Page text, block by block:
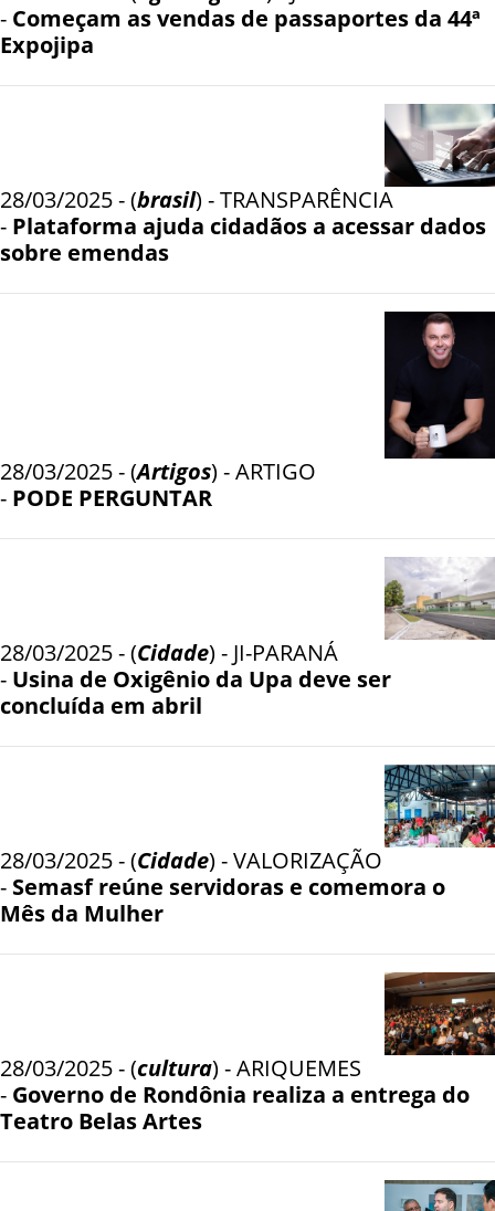
- Começam as vendas de passaportes da 44ª
Expojipa
28/03/2025 - (brasil) - TRANSPARÊNCIA
- Plataforma ajuda cidadãos a acessar dados
sobre emendas
28/03/2025 - (Artigos) - ARTIGO
- PODE PERGUNTAR
28/03/2025 - (Cidade) - JI-PARANÁ
- Usina de Oxigênio da Upa deve ser
concluída em abril
28/03/2025 - (Cidade) - VALORIZAÇÃO
- Semasf reúne servidoras e comemora o
Mês da Mulher
28/03/2025 - (cultura) - ARIQUEMES
- Governo de Rondônia realiza a entrega do
Teatro Belas Artes